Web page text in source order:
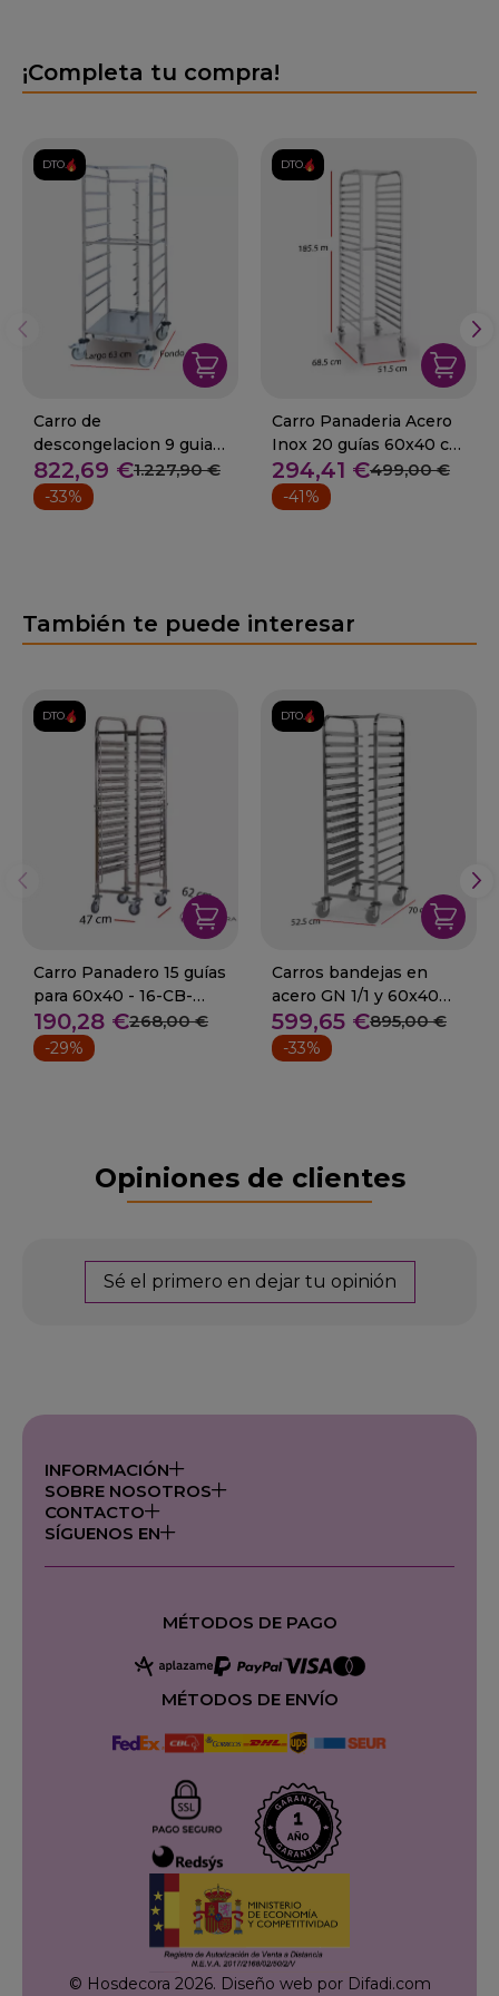
¡Completa tu compra!
DTO.
Carro de
descongelacion 9 guias
GN 1/1
822,69 €1.227,90 €
-33%
DTO.
Carro Panaderia Acero
Inox 20 guías 60x40 cm
85-CPAD-64
294,41 €499,00 €
-41%
También te puede interesar
DTO.
Carro Panadero 15 guías
para 60x40 - 16-CB-
156040
190,28 €268,00 €
-29%
DTO.
Carros bandejas en
acero GN 1/1 y 60x40
P80600
599,65 €895,00 €
-33%
Opiniones de clientes
Sé el primero en dejar tu opinión
INFORMACIÓN
SOBRE NOSOTROS
CONTACTO
SÍGUENOS EN
MÉTODOS DE PAGO
MÉTODOS DE ENVÍO
© Hosdecora 2026. Diseño web por Difadi.com